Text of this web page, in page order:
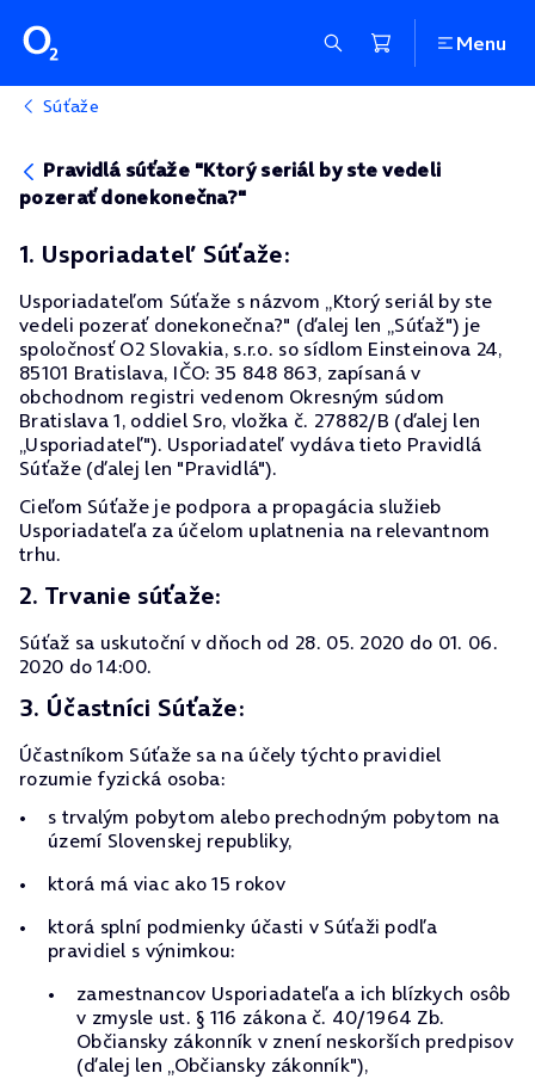
Menu
Súťaže
Pravidlá súťaže "Ktorý seriál by ste vedeli
pozerať donekonečna?"
1. Usporiadateľ Súťaže:
Usporiadateľom Súťaže s názvom „Ktorý seriál by ste
vedeli pozerať donekonečna?" (ďalej len „Súťaž") je
spoločnosť O2 Slovakia, s.r.o. so sídlom Einsteinova 24,
85101 Bratislava, IČO: 35 848 863, zapísaná v
obchodnom registri vedenom Okresným súdom
Bratislava 1, oddiel Sro, vložka č. 27882/B (ďalej len
„Usporiadateľ"). Usporiadateľ vydáva tieto Pravidlá
Súťaže (ďalej len "Pravidlá").
Cieľom Súťaže je podpora a propagácia služieb
Usporiadateľa za účelom uplatnenia na relevantnom
trhu.
2. Trvanie súťaže:
Súťaž sa uskutoční v dňoch od 28. 05. 2020 do 01. 06.
2020 do 14:00.
3. Účastníci Súťaže:
Účastníkom Súťaže sa na účely týchto pravidiel
rozumie fyzická osoba:
s trvalým pobytom alebo prechodným pobytom na
území Slovenskej republiky,
ktorá má viac ako 15 rokov
ktorá splní podmienky účasti v Súťaži podľa
pravidiel s výnimkou:
zamestnancov Usporiadateľa a ich blízkych osôb
v zmysle ust. § 116 zákona č. 40/1964 Zb.
Občiansky zákonník v znení neskorších predpisov
(ďalej len „Občiansky zákonník"),